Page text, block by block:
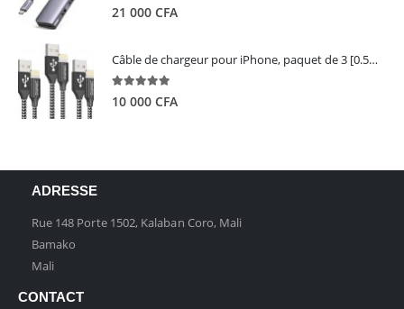
5.00out of 5
21 000 CFA
Câble de chargeur pour iPhone, paquet de 3 [0.5M 1M 2M] - GIANAC
10 000 CFA
ADRESSE
Rue 148 Porte 1502, Kalaban Coro, Mali
Bamako
Mali
CONTACT